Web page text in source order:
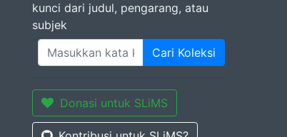
kunci dari judul, pengarang, atau
subjek
Cari Koleksi
Donasi untuk SLiMS